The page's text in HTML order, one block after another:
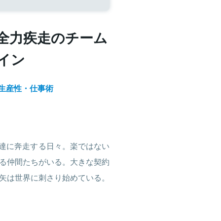
力疾走のチーム
ン
産性・仕事術
に奔走する日々。楽ではない
仲間たちがいる。大きな契約
世界に刺さり始めている。